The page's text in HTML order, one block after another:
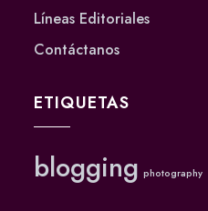
Líneas Editoriales
Contáctanos
ETIQUETAS
blogging photography